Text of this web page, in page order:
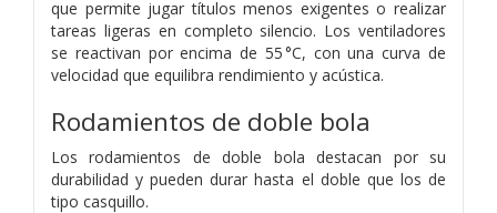
que permite jugar títulos menos exigentes o realizar
tareas ligeras en completo silencio. Los ventiladores
se reactivan por encima de 55 °C, con una curva de
velocidad que equilibra rendimiento y acústica.
Rodamientos de doble bola
Los rodamientos de doble bola destacan por su
durabilidad y pueden durar hasta el doble que los de
tipo casquillo.